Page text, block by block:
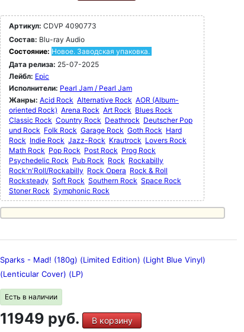
Артикул: CDVP 4090773
Состав: Blu-ray Audio
Состояние: Новое. Заводская упаковка.
Дата релиза: 25-07-2025
Лейбл: Epic
Исполнители: Pearl Jam / Pearl Jam
Жанры: Acid Rock Alternative Rock AOR (Album-
oriented Rock) Arena Rock Art Rock Blues Rock
Classic Rock Country Rock Deathrock Deutscher Pop
und Rock Folk Rock Garage Rock Goth Rock Hard
Rock Indie Rock Jazz-Rock Krautrock Lovers Rock
Math Rock Pop Rock Post Rock Prog Rock
Psychedelic Rock Pub Rock Rock Rockabilly
Rock'n'Roll/Rockabilly Rock Opera Rock & Roll
Rocksteady Soft Rock Southern Rock Space Rock
Stoner Rock Symphonic Rock
Sparks - Mad! (180g) (Limited Edition) (Light Blue Vinyl)
(Lenticular Cover) (LP)
Есть в наличии
11949 руб. В корзину